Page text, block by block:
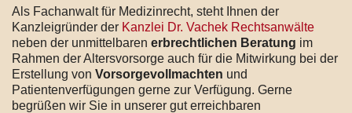
Als Fachanwalt für Medizinrecht, steht Ihnen der
Kanzleigründer der Kanzlei Dr. Vachek Rechtsanwälte
neben der unmittelbaren erbrechtlichen Beratung im
Rahmen der Altersvorsorge auch für die Mitwirkung bei der
Erstellung von Vorsorgevollmachten und
Patientenverfügungen gerne zur Verfügung. Gerne
begrüßen wir Sie in unserer gut erreichbaren